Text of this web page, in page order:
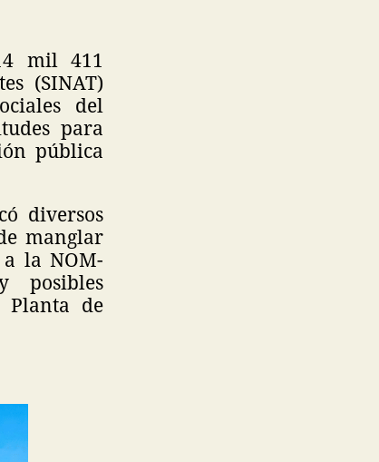
mil 411
(SINAT)
del
para
pública
diversos
manglar
la NOM-
posibles
Planta de